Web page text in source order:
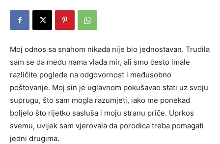
Moj odnos sa snahom nikada nije bio jednostavan. Trudila
sam se da među nama vlada mir, ali smo često imale
različite poglede na odgovornost i međusobno
poštovanje. Moj sin je uglavnom pokušavao stati uz svoju
suprugu, što sam mogla razumjeti, iako me ponekad
boljelo što rijetko sasluša i moju stranu priče. Uprkos
svemu, uvijek sam vjerovala da porodica treba pomagati
jedni drugima.